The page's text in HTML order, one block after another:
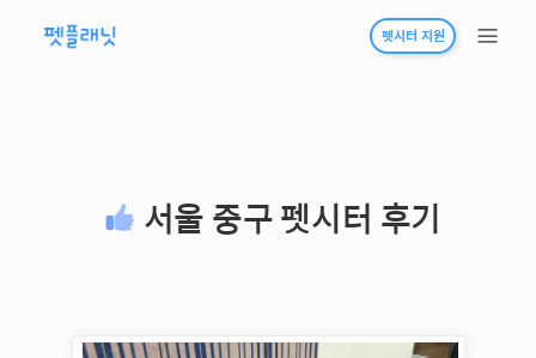
펫시터 지원
서울 중구 펫시터 후기